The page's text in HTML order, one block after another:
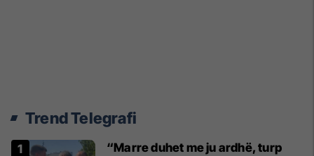
Trend Telegrafi
“Marre duhet me ju ardhë, turp